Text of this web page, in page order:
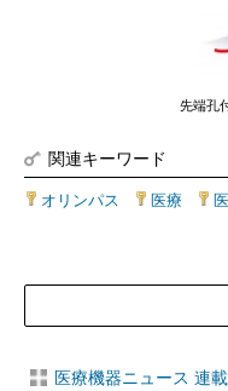
先端孔
関連キーワード
オリンパス 医療
医療機器ニュース 連